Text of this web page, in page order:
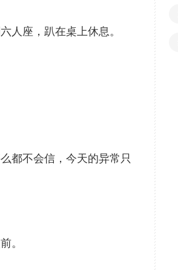
人座，趴在桌上休息。
都不会信，今天的异常只
。